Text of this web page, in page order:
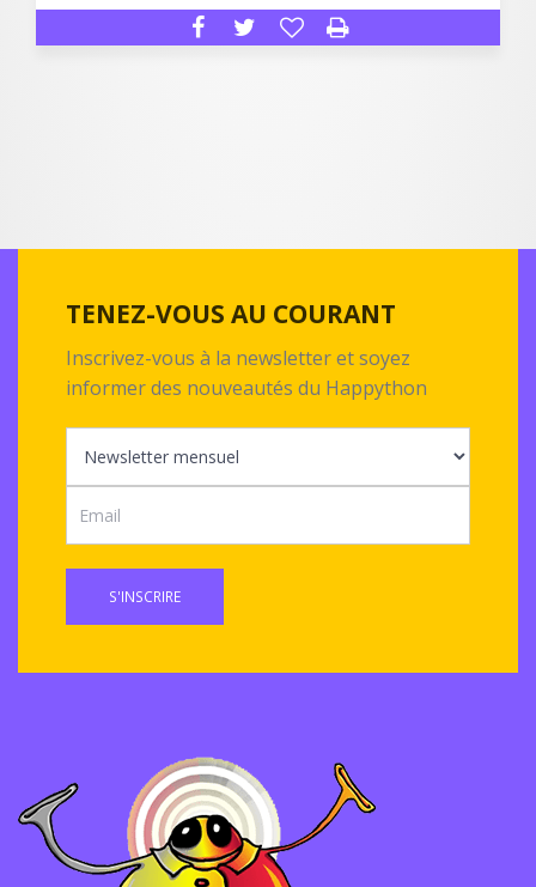
TENEZ-VOUS AU COURANT
Inscrivez-vous à la newsletter et soyez
informer des nouveautés du Happython
S'INSCRIRE